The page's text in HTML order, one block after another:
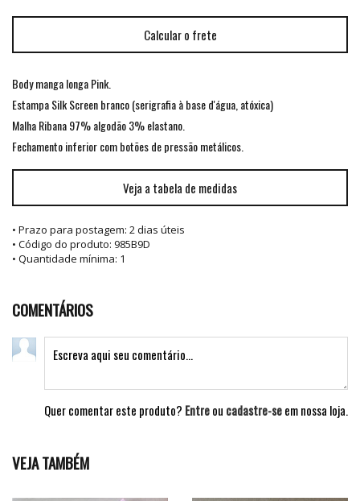
Calcular o frete
Body manga longa Pink.
Estampa Silk Screen branco (serigrafia à base d'água, atóxica)
Malha Ribana 97% algodão 3% elastano.
Fechamento inferior com botões de pressão metálicos.
Veja a tabela de medidas
• Prazo para postagem: 2 dias úteis
• Código do produto: 985B9D
• Quantidade mínima: 1
COMENTÁRIOS
Quer comentar este produto? Entreou cadastre-seem nossa loja.
VEJA TAMBÉM